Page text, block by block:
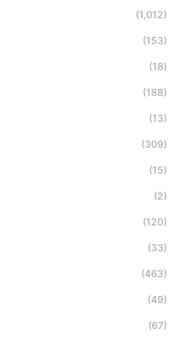
(1,012)
(153)
(18)
(188)
(13)
(309)
(15)
(2)
(120)
(33)
(463)
(49)
(67)